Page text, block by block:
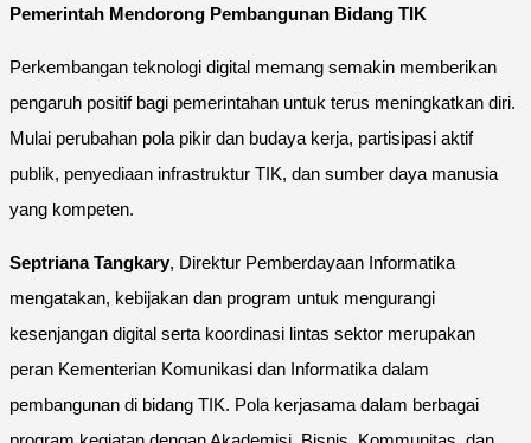
Pemerintah Mendorong Pembangunan Bidang TIK
Perkembangan teknologi digital memang semakin memberikan
pengaruh positif bagi pemerintahan untuk terus meningkatkan diri.
Mulai perubahan pola pikir dan budaya kerja, partisipasi aktif
publik, penyediaan infrastruktur TIK, dan sumber daya manusia
yang kompeten.
Septriana Tangkary, Direktur Pemberdayaan Informatika
mengatakan, kebijakan dan program untuk mengurangi
kesenjangan digital serta koordinasi lintas sektor merupakan
peran Kementerian Komunikasi dan Informatika dalam
pembangunan di bidang TIK. Pola kerjasama dalam berbagai